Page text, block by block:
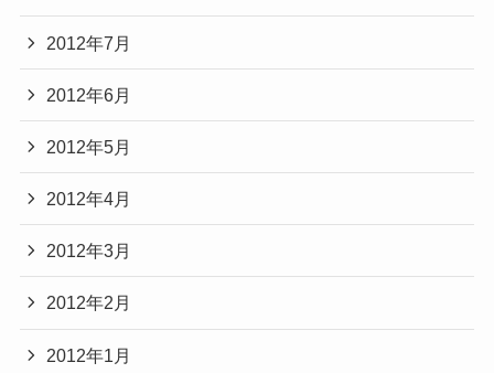
2012年7月
2012年6月
2012年5月
2012年4月
2012年3月
2012年2月
2012年1月